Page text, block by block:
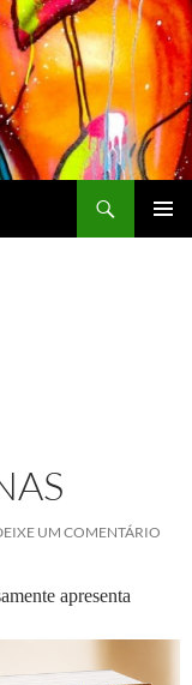
UM COMENTÁRIO
apresenta